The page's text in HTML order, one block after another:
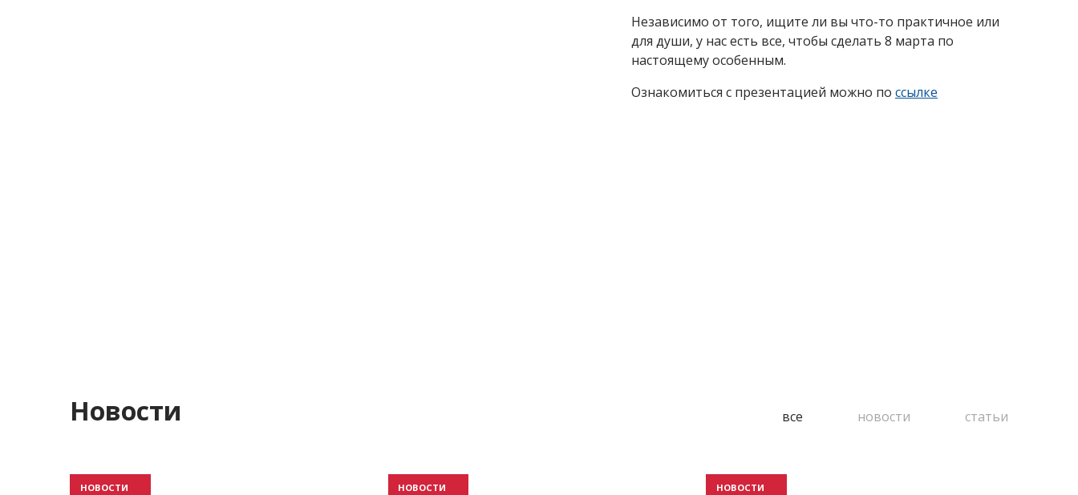
Независимо от того, ищите ли вы что-то практичное или
для души, у нас есть все, чтобы сделать 8 марта по
настоящему особенным.
Ознакомиться с презентацией можно по ссылке
Новости все новости статьи
НОВОСТИ НОВОСТИ НОВОСТИ